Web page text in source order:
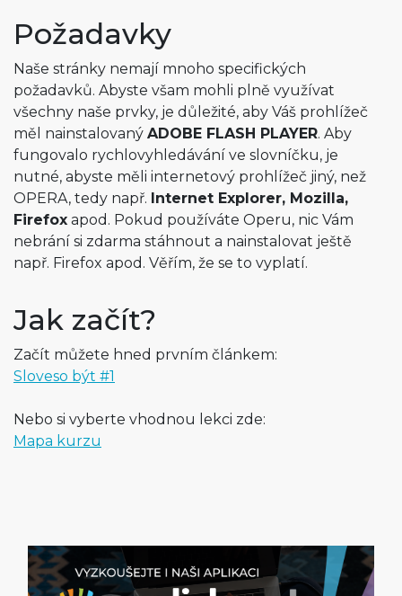
Požadavky
Naše stránky nemají mnoho specifických
požadavků. Abyste všam mohli plně využívat
všechny naše prvky, je důležité, aby Váš prohlížeč
měl nainstalovaný ADOBE FLASH PLAYER. Aby
fungovalo rychlovyhledávání ve slovníčku, je
nutné, abyste měli internetový prohlížeč jiný, než
OPERA, tedy např. Internet Explorer, Mozilla,
Firefox apod. Pokud používáte Operu, nic Vám
nebrání si zdarma stáhnout a nainstalovat ještě
např. Firefox apod. Věřím, že se to vyplatí.
Jak začít?
Začít můžete hned prvním článkem:
Sloveso být #1
Nebo si vyberte vhodnou lekci zde:
Mapa kurzu